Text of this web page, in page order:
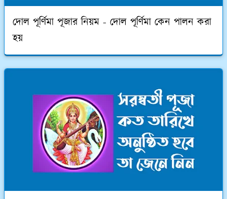
দোল পূর্ণিমা পূজার নিয়ম - দোল পূর্ণিমা কেন পালন করা
হয়